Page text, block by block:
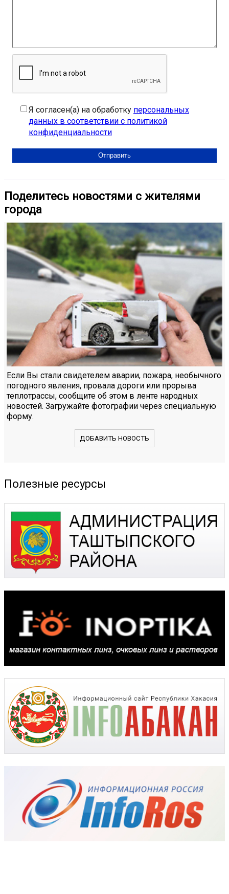
Я согласен(а) на обработку персональных
данных в соответствии с политикой
конфиденциальности
Поделитесь новостями с жителями
города
Если Вы стали свидетелем аварии, пожара, необычного
погодного явления, провала дороги или прорыва
теплотрассы, сообщите об этом в ленте народных
новостей. Загружайте фотографии через специальную
форму.
ДОБАВИТЬ НОВОСТЬ
Полезные ресурсы